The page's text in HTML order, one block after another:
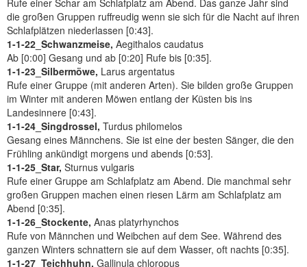
Rufe einer Schar am Schlafplatz am Abend. Das ganze Jahr sind
die großen Gruppen ruffreudig wenn sie sich für die Nacht auf ihren
Schlafplätzen niederlassen [0:43].
1-1-22_Schwanzmeise, Aegithalos caudatus
Ab [0:00] Gesang und ab [0:20] Rufe bis [0:35].
1-1-23_Silbermöwe, Larus argentatus
Rufe einer Gruppe (mit anderen Arten). Sie bilden große Gruppen
im Winter mit anderen Möwen entlang der Küsten bis ins
Landesinnere [0:43].
1-1-24_Singdrossel, Turdus philomelos
Gesang eines Männchens. Sie ist eine der besten Sänger, die den
Frühling ankündigt morgens und abends [0:53].
1-1-25_Star, Sturnus vulgaris
Rufe einer Gruppe am Schlafplatz am Abend. Die manchmal sehr
großen Gruppen machen einen riesen Lärm am Schlafplatz am
Abend [0:35].
1-1-26_Stockente, Anas platyrhynchos
Rufe von Männchen und Weibchen auf dem See. Während des
ganzen Winters schnattern sie auf dem Wasser, oft nachts [0:35].
1-1-27_Teichhuhn, Gallinula chloropus